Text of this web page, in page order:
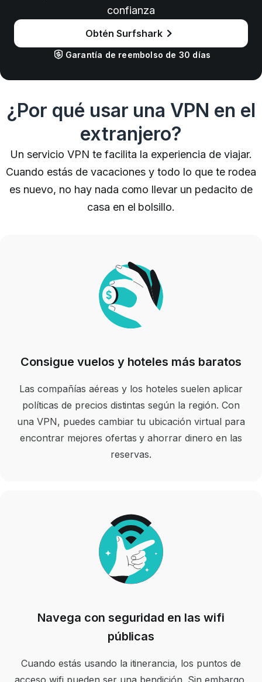
confianza
Obtén Surfshark
Garantía de reembolso de 30 días
¿Por qué usar una VPN en el
extranjero?
Un servicio VPN te facilita la experiencia de viajar.
Cuando estás de vacaciones y todo lo que te rodea
es nuevo, no hay nada como llevar un pedacito de
casa en el bolsillo.
Consigue vuelos y hoteles más baratos
Las compañías aéreas y los hoteles suelen aplicar
políticas de precios distintas según la región. Con
una VPN, puedes cambiar tu ubicación virtual para
encontrar mejores ofertas y ahorrar dinero en las
reservas.
Navega con seguridad en las wifi
públicas
Cuando estás usando la itinerancia, los puntos de